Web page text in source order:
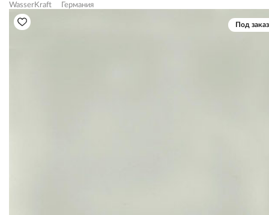
WasserKraft Германия
Под заказ